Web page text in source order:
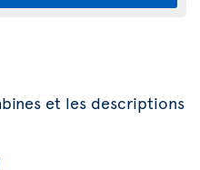
et les descriptions